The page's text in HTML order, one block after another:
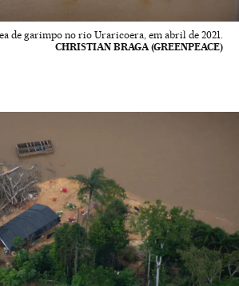
de garimpo no rio Uraricoera, em abril de 2021.
CHRISTIAN BRAGA (GREENPEACE)